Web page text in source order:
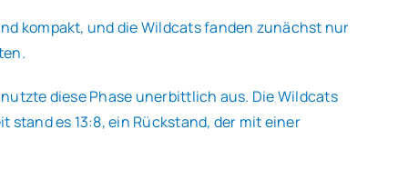
kompakt, und die Wildcats fanden zunächst nur
diese Phase unerbittlich aus. Die Wildcats
stand es 13:8, ein Rückstand, der mit einer